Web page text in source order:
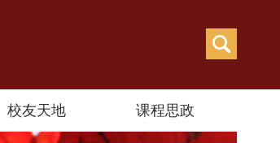
校友天地 课程思政